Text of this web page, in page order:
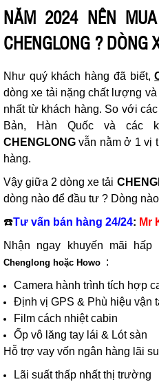
NĂM 2024 NÊN
CHENGLONG ? DÒNG
Như quý khách hàng đã biết,
dòng xe tải nặng chất lượng
nhất từ khách hàng. So với
Bản, Hàn Quốc và các
CHENGLONG vẫn nằm ở 1 vị
hàng.
Vậy giữa 2 dòng xe tải
dòng nào để đầu tư ? Dòng
☎️Tư vấn bán hàng 24/24: Mr
Nhận ngay khuyến mãi
Chenglong hoặc Howo :
Camera hành trình tích hợp
Định vị GPS & Phù hiệu vận
Film cách nhiệt cabin
Ốp vô lăng tay lái & Lót sàn
Hỗ trợ vay vốn ngân hàng lãi
Lãi suất thấp nhất thị trường